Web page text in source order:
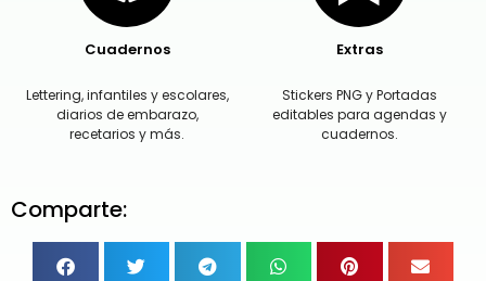
Cuadernos
Lettering, infantiles y escolares,
diarios de embarazo,
recetarios y más.
Extras
Stickers PNG y Portadas
editables para agendas y
cuadernos.
Comparte: